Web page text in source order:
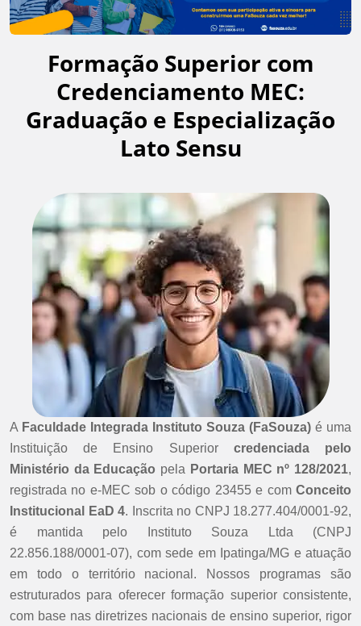
Formação Superior com
Credenciamento MEC:
Graduação e Especialização
Lato Sensu
A Faculdade Integrada Instituto Souza (FaSouza) é uma
Instituição de Ensino Superior credenciada pelo
Ministério da Educação pela Portaria MEC nº 128/2021,
registrada no e-MEC sob o código 23455 e com Conceito
Institucional EaD 4. Inscrita no CNPJ 18.277.404/0001-92,
é mantida pelo Instituto Souza Ltda (CNPJ
22.856.188/0001-07), com sede em Ipatinga/MG e atuação
em todo o território nacional. Nossos programas são
estruturados para oferecer formação superior consistente,
com base nas diretrizes nacionais de ensino superior, rigor